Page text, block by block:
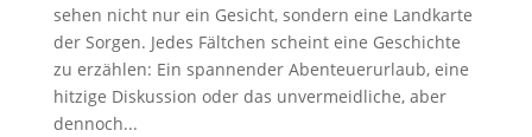
sehen nicht nur ein Gesicht, sondern eine Landkarte
der Sorgen. Jedes Fältchen scheint eine Geschichte
zu erzählen: Ein spannender Abenteuerurlaub, eine
hitzige Diskussion oder das unvermeidliche, aber
dennoch...